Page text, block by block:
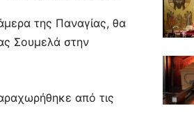
της Παναγίας, θα
Σουμελά στην
από τις